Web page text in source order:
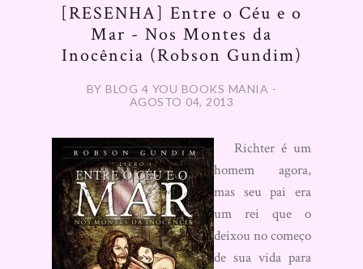
[RESENHA] Entre o Céu e o
Mar - Nos Montes da
Inocência (Robson Gundim)
BY BLOG 4 YOU BOOKS MANIA -
AGOSTO 04, 2013
Richter é um
homem agora,
mas seu pai era
um rei que o
deixou no começo
de sua vida para